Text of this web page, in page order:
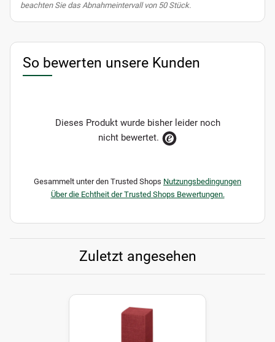
beachten Sie das Abnahmeintervall von 50 Stück.
So bewerten unsere Kunden
Dieses Produkt wurde bisher leider noch
nicht bewertet.
Gesammelt unter den Trusted Shops Nutzungsbedingungen
Über die Echtheit der Trusted Shops Bewertungen.
Zuletzt angesehen